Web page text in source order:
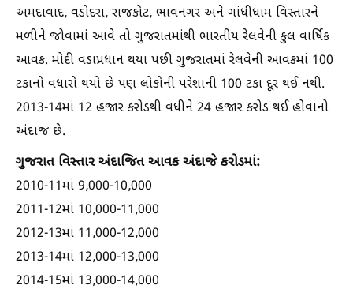
અમદાવાદ, વડોદરા, રાજકોટ, ભાવનગર અને ગાંધીધામ વિસ્તારને
મળીને જોવામાં આવે તો ગુજરાતમાંથી ભારતીય રેલવેની કુલ વાર્ષિક
આવક. મોદી વડાપ્રધાન થયા પછી ગુજરાતમાં રેલવેની આવકમાં 100
ટકાનો વધારો થયો છે પણ લોકોની પરેશાની 100 ટકા દૂર થઈ નથી.
2013-14માં 12 હજાર કરોડથી વધીને 24 હજાર કરોડ થઈ હોવાનો
અંદાજ છે.
ગુજરાત વિસ્તાર અંદાજિત આવક અંદાજે કરોડમાં:
2010-11માં 9,000-10,000
2011-12માં 10,000-11,000
2012-13માં 11,000-12,000
2013-14માં 12,000-13,000
2014-15માં 13,000-14,000